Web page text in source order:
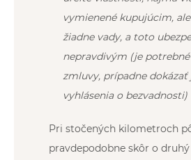
vymienené kupujúcim,
žiadne vady, a toto
nepravdivým (je
zmluvy, prípadne dokázať
vyhlásenia o bezvadnosti)
Pri stočených kilometroch
pravdepodobne skôr o